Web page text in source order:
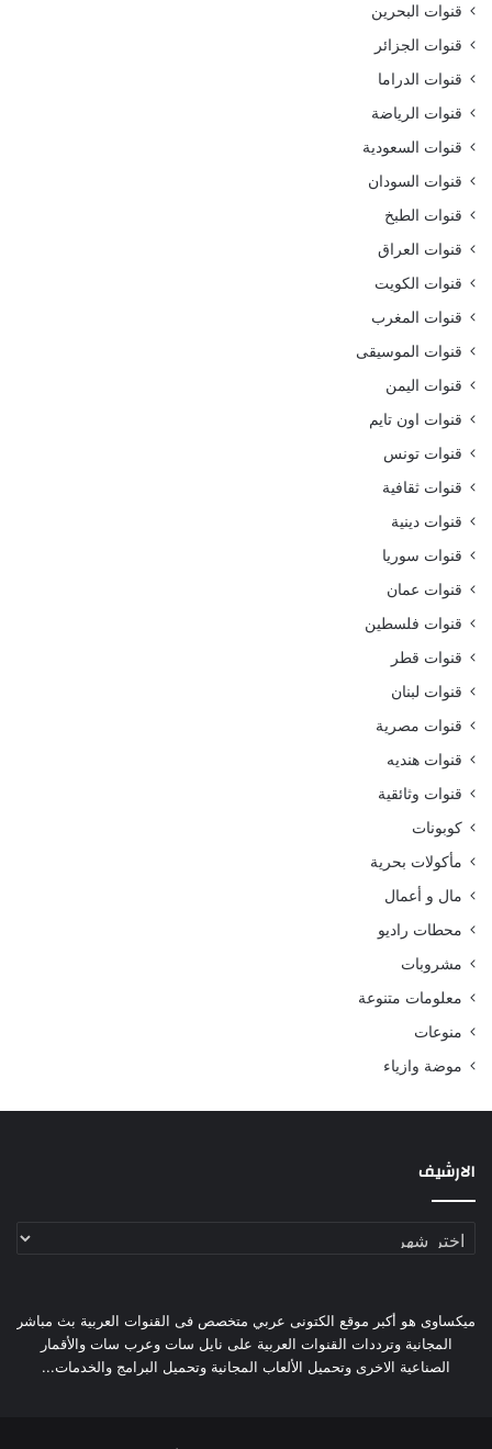
قنوات البحرين
قنوات الجزائر
قنوات الدراما
قنوات الرياضة
قنوات السعودية
قنوات السودان
قنوات الطبخ
قنوات العراق
قنوات الكويت
قنوات المغرب
قنوات الموسيقى
قنوات اليمن
قنوات اون تايم
قنوات تونس
قنوات ثقافية
قنوات دينية
قنوات سوريا
قنوات عمان
قنوات فلسطين
قنوات قطر
قنوات لبنان
قنوات مصرية
قنوات هنديه
قنوات وثائقية
كوبونات
مأكولات بحرية
مال و أعمال
محطات راديو
مشروبات
معلومات متنوعة
منوعات
موضة وازياء
الارشيف
الارشيف
ميكساوى هو أكبر موقع الكتونى عربي متخصص فى القنوات العربية بث مباشر
المجانية وترددات القنوات العربية على نايل سات وعرب سات والأقمار
الصناعية الاخرى وتحميل الألعاب المجانية وتحميل البرامج والخدمات...